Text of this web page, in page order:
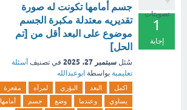
تصويتات
1
إجابة
جسم أمامها تكونت له صورة
تقديريه معتدلة مكبرة الجسم
موضوع على البعد أقل من [تم
الحل]
سُئل سبتمبر 27، 2025 في تصنيف أسئلة
تعليمية بواسطة ابوعبدالله
اكمل البعد البؤري لمرآه
مقعرة
يساوي
وعندما وضع جسم
أمامها